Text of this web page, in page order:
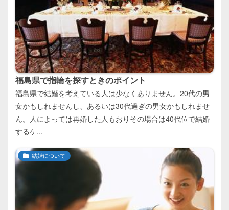
福島県で指輪を探すときのポイント
福島県で結婚を考えている人は少なくありません。20代の男
女かもしれませんし、あるいは30代過ぎの男女かもしれませ
ん。人によっては再婚した人もおりその場合は40代位で結婚
するケ...
結婚について